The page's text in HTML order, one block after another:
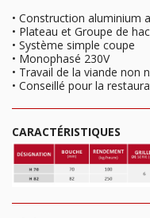
• Construction aluminium
• Plateau et Groupe de
• Système simple coupe
• Monophasé 230V
• Travail de la viande non
• Conseillé pour la
CARACTÉRISTIQUES